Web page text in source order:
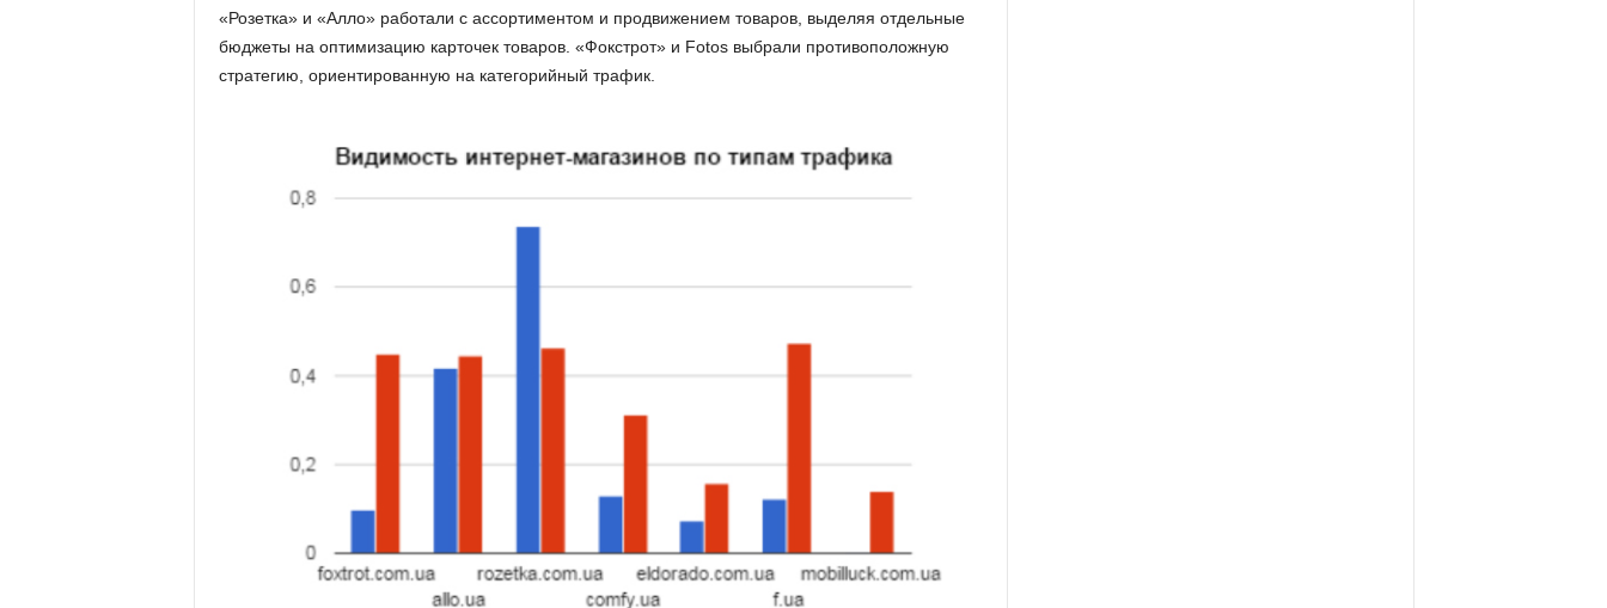
«Розетка» и «Алло» работали с ассортиментом и продвижением товаров, выделяя отдельные
бюджеты на оптимизацию карточек товаров. «Фокстрот» и Fotos выбрали противоположную
стратегию, ориентированную на категорийный трафик.